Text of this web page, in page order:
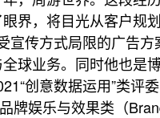
界，将目光从客户规
宣传方式局限的广告
球业务。同时他也是
创意数据运用”类
牌娱乐与效果类（